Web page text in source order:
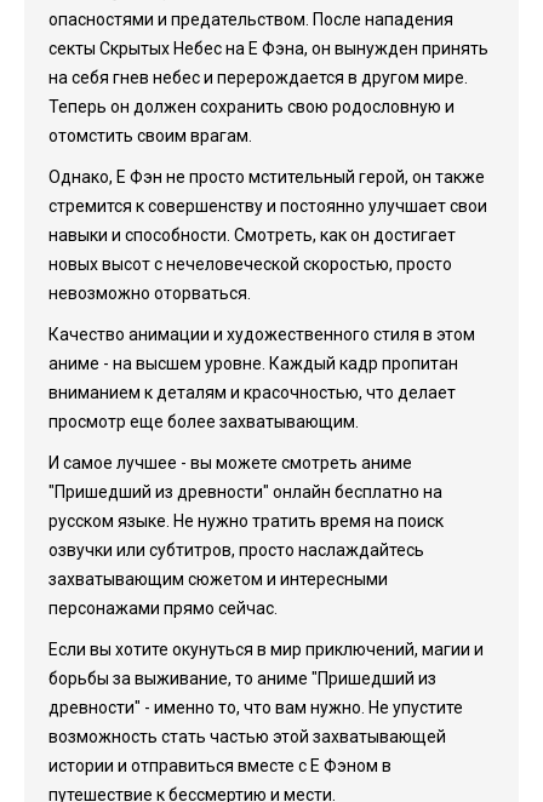
опасностями и предательством. После нападения
секты Скрытых Небес на Е Фэна, он вынужден принять
на себя гнев небес и перерождается в другом мире.
Теперь он должен сохранить свою родословную и
отомстить своим врагам.
Однако, Е Фэн не просто мстительный герой, он также
стремится к совершенству и постоянно улучшает свои
навыки и способности. Смотреть, как он достигает
новых высот с нечеловеческой скоростью, просто
невозможно оторваться.
Качество анимации и художественного стиля в этом
аниме - на высшем уровне. Каждый кадр пропитан
вниманием к деталям и красочностью, что делает
просмотр еще более захватывающим.
И самое лучшее - вы можете смотреть аниме
"Пришедший из древности" онлайн бесплатно на
русском языке. Не нужно тратить время на поиск
озвучки или субтитров, просто наслаждайтесь
захватывающим сюжетом и интересными
персонажами прямо сейчас.
Если вы хотите окунуться в мир приключений, магии и
борьбы за выживание, то аниме "Пришедший из
древности" - именно то, что вам нужно. Не упустите
возможность стать частью этой захватывающей
истории и отправиться вместе с Е Фэном в
путешествие к бессмертию и мести.